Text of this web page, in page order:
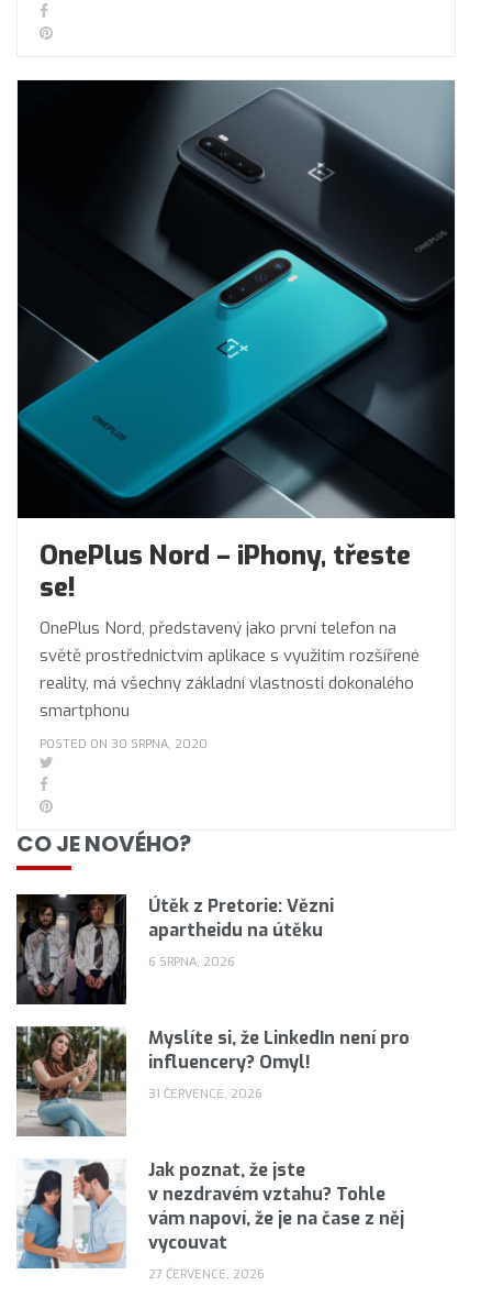
OnePlus Nord – iPhony, třeste
se!
OnePlus Nord, představený jako první telefon na
světě prostřednictvím aplikace s využitím rozšířené
reality, má všechny základní vlastnosti dokonalého
smartphonu
POSTED ON 30 SRPNA, 2020
CO JE NOVÉHO?
Útěk z Pretorie: Vězni
apartheidu na útěku
6 SRPNA, 2026
Myslíte si, že LinkedIn není pro
influencery? Omyl!
31 ČERVENCE, 2026
Jak poznat, že jste
v nezdravém vztahu? Tohle
vám napoví, že je na čase z něj
vycouvat
27 ČERVENCE, 2026